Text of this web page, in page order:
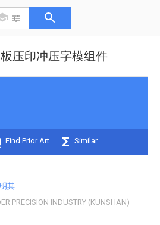
压印冲压字模组件
Find Prior Art Similar
其
PRECISION INDUSTRY (KUNSHAN)